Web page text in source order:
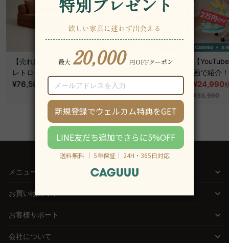
【売れ筋】Soft Prime
レトロモダンソファベ
ッド｜20色以上から選
べるコーデュロイ
2WAY【色カスタマイ
¥76,590 税込~
【売れ筋】AXISU アク
スチェア
¥31,790
【
画で紹介
クシスエ
オフィス
¥24,990
¥33,990
メニュー
お買い物ガイド
お客様サポート
会社について